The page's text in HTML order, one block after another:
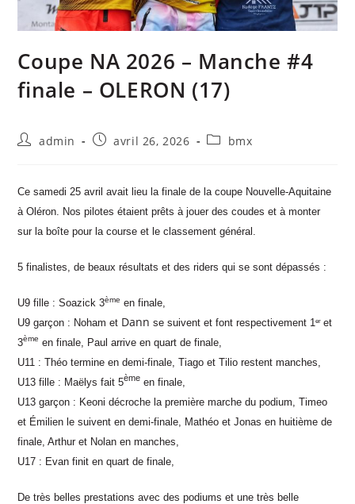
Coupe NA 2026 – Manche #4
finale – OLERON (17)
admin avril 26, 2026 bmx
Ce samedi 25 avril avait lieu la finale de la coupe Nouvelle-Aquitaine
à Oléron. Nos pilotes étaient prêts à jouer des coudes et à monter
sur la boîte pour la course et le classement général.
5 finalistes, de beaux résultats et des riders qui se sont dépassés :
U9 fille : Soazick 3ème en finale,
U9 garçon : Noham et Dann se suivent et font respectivement 1er et
3ème en finale, Paul arrive en quart de finale,
U11 : Théo termine en demi-finale, Tiago et Tilio restent manches,
U13 fille : Maëlys fait 5ème en finale,
U13 garçon : Keoni décroche la première marche du podium, Timeo
et Émilien le suivent en demi-finale, Mathéo et Jonas en huitième de
finale, Arthur et Nolan en manches,
U17 : Evan finit en quart de finale,
De très belles prestations avec des podiums et une très belle